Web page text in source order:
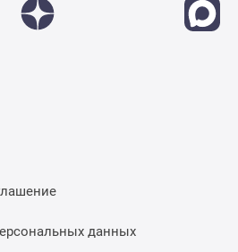
данных